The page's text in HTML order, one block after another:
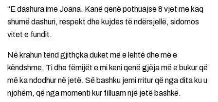
“E dashura ime Joana. Kanë qenë pothuajse 8 vjet me kaq
shumë dashuri, respekt dhe kujdes të ndërsjellë, sidomos
vitet e fundit.
Në krahun tënd gjithçka duket më e lehtë dhe më e
këndshme. Ti dhe fëmijët e mi keni qenë gjëja më e bukur që
më ka ndodhur në jetë. Së bashku jemi rritur që nga dita ku u
njohëm, që nga momenti kur filluam një jetë bashkë.